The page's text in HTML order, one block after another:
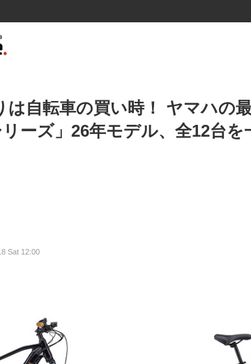
は自転車の買い時！ ヤマハの
ーズ」26年モデル、全12台を
Sat 12:00